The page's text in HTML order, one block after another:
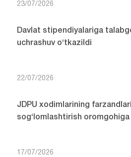
23/07/2026
Davlat stipendiyalariga
uchrashuv o‘tkazildi
22/07/2026
JDPU xodimlarining
sog‘lomlashtirish oromgohiga
17/07/2026